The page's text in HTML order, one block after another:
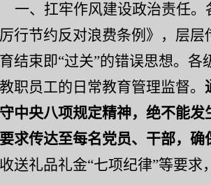
一、扛牢作风建设政治责任。
行节约反对浪费条例》，层
结束即“过关”的错误思想。
职员工的日常教育管理监督。
中央八项规定精神，绝不能
求传达至每名党员、干部，确
送礼品礼金“七项纪律”等要求